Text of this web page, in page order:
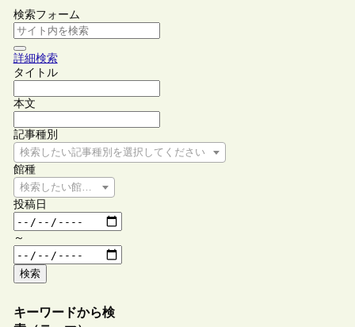
検索フォーム
詳細検索
タイトル
本文
記事種別
検索したい記事種別を選択してください
館種
検索したい館種を選択してください
投稿日
～
検索
キーワードから検